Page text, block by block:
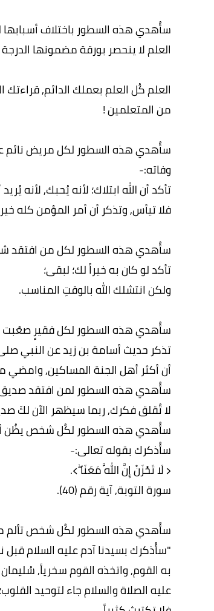
سأُهدي هذه السطور باختلاف
العلم لا ينحصر بورقة مضمونها
العلم كُل العلم بعملك الدائم,
من المتعلمين !
سأُهدي هذه السطور لكل مريض نائم
وفاته:-
تأكد أن الله ابتلاك؛ لأنه يُحبك,
فلا تيأس, وتذكر أن أمر المؤمن كله
سأُهدي هذه السطور لكل من افتقد
تأكد لو كان به خيراً لك؛ لبقى؛
ولكن انتشلك الله بالوقتِ المناسب.
سأُهدي هذه السطور لكل فقيرٍ صعُبت
تذكر حديث أسامة بن زيد عن النبي
أن أكثر أهل الجنة المساكين, وامضي
سأُهدي هذه السطور لمن افتقد صديق
لا تُقلق فكرك, ربما سيظهر الآن لكَ
سأُهدي هذه السطور لكُل شخص يظُن
سأُذكرك بقوله تعالى:-
﴿ لَا تَحْزَنْ إِنَّ اللَّهَ مَعَنَا ۖ﴾.
سورة التوبة, آية رقم (40).
سأُهدي هذه السطور لكُل شخص تألم
"سأُذكرك بسيدنا آدم عليه السلام
به القوم, واتخذه القوم سخرياً,
عليه الصلاة والسلام جاء لتوحيد